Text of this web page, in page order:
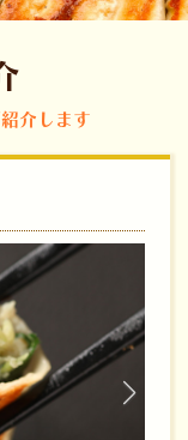
介します